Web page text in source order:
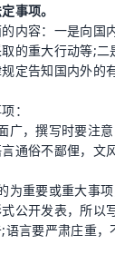
事项。
容：一是向国
的重大行动等;二
定告知国内外的
：
，撰写时要注意
通俗不鄙俚，文
重要或重大事项
公开发表，所以
语言要严肃庄重，